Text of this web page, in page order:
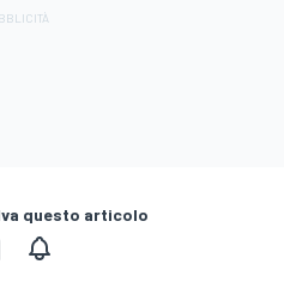
questo articolo